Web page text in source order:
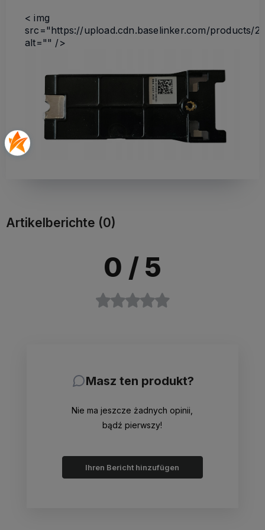
< img
src="https://upload.cdn.baselinker.com/products/
alt="" />
Artikelberichte (0)
0 / 5
Masz ten produkt?
Nie ma jeszcze żadnych opinii,
bądź pierwszy!
Ihren Bericht hinzufügen